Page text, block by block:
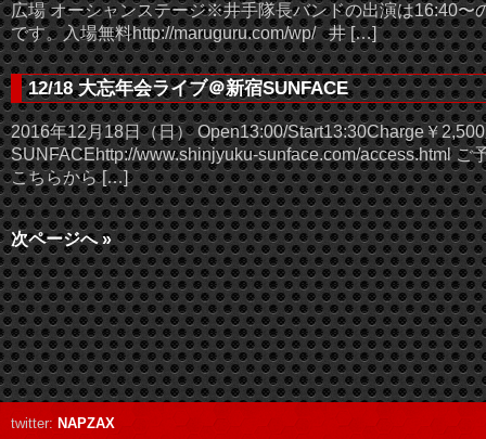
広場 オーシャンステージ※井手隊長バンドの出演は16:40〜
です。入場無料http://maruguru.com/wp/ 井 […]
12/18 大忘年会ライブ＠新宿SUNFACE
2016年12月18日（日） Open13:00/Start13:30Charge￥
SUNFACEhttp://www.shinjyuku-sunface.com/access.html ご
こちらから […]
次ページへ »
twitter: NAPZAX